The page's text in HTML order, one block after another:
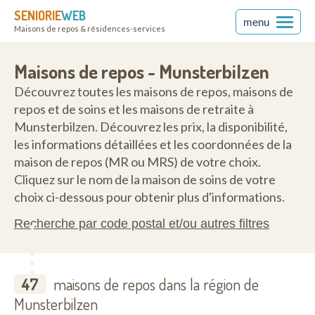
SENIORIEWEB
Maisons de repos & résidences-services
menu
Maisons de repos - Munsterbilzen
Découvrez toutes les maisons de repos, maisons de
repos et de soins et les maisons de retraite à
Munsterbilzen. Découvrez les prix, la disponibilité,
les informations détaillées et les coordonnées de la
maison de repos (MR ou MRS) de votre choix.
Cliquez sur le nom de la maison de soins de votre
choix ci-dessous pour obtenir plus d'informations.
Recherche par code postal et/ou autres filtres
47
maisons de repos dans la région de
Munsterbilzen